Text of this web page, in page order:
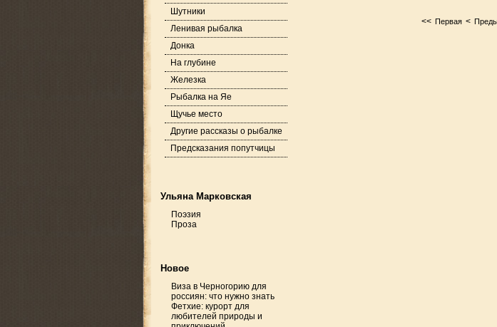
Шутники
Ленивая рыбалка
Донка
На глубине
Железка
Рыбалка на Яе
Щучье место
Другие рассказы о рыбалке
Предсказания попутчицы
Ульяна Марковская
Поэзия
Проза
Новое
Виза в Черногорию для
россиян: что нужно знать
Фетхие: курорт для
любителей природы и
<< Первая <